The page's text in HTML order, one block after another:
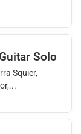
Solo
Squier,